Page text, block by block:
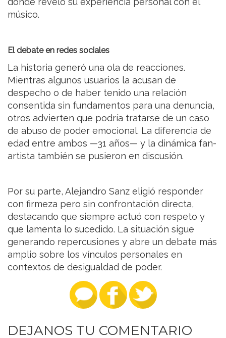
músico.
El debate en redes sociales
La historia generó una ola de reacciones.
Mientras algunos usuarios la acusan de
despecho o de haber tenido una relación
consentida sin fundamentos para una denuncia,
otros advierten que podría tratarse de un caso
de abuso de poder emocional. La diferencia de
edad entre ambos —31 años— y la dinámica fan-
artista también se pusieron en discusión.
Por su parte, Alejandro Sanz eligió responder
con firmeza pero sin confrontación directa,
destacando que siempre actuó con respeto y
que lamenta lo sucedido. La situación sigue
generando repercusiones y abre un debate más
amplio sobre los vínculos personales en
contextos de desigualdad de poder.
DEJANOS TU COMENTARIO